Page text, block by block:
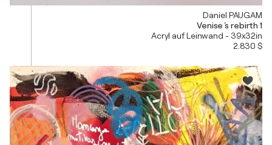
Daniel PAUGAM
Venise ´s rebirth 1
Acryl auf Leinwand - 39x32in
2.830 $